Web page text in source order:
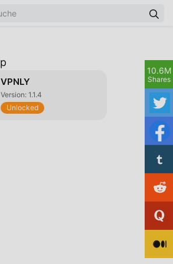
VPNLY
Version: 1.1.4
Unlocked
10.6M
Shares